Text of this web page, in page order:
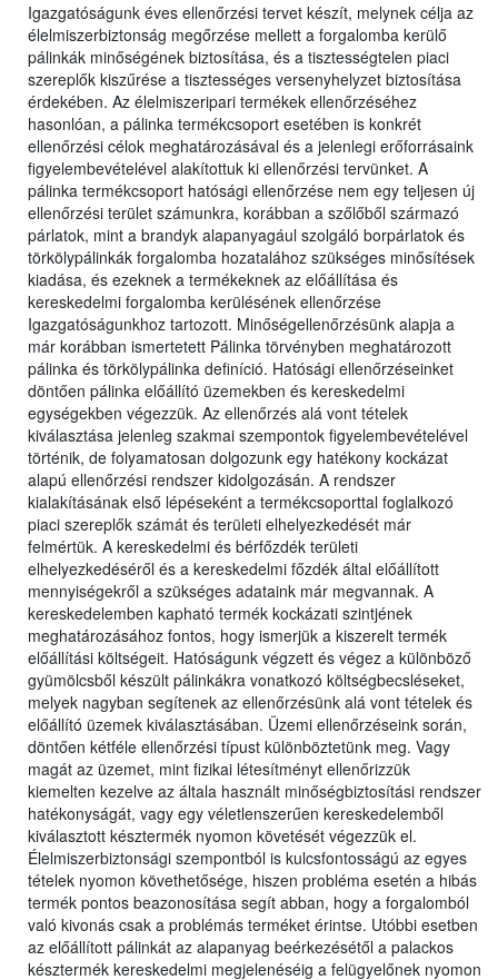
Igazgatóságunk éves ellenőrzési tervet készít, melynek célja az
élelmiszerbiztonság megőrzése mellett a forgalomba kerülő
pálinkák minőségének biztosítása, és a tisztességtelen piaci
szereplők kiszűrése a tisztességes versenyhelyzet biztosítása
érdekében. Az élelmiszeripari termékek ellenőrzéséhez
hasonlóan, a pálinka termékcsoport esetében is konkrét
ellenőrzési célok meghatározásával és a jelenlegi erőforrásaink
figyelembevételével alakítottuk ki ellenőrzési tervünket. A
pálinka termékcsoport hatósági ellenőrzése nem egy teljesen új
ellenőrzési terület számunkra, korábban a szőlőből származó
párlatok, mint a brandyk alapanyagául szolgáló borpárlatok és
törkölypálinkák forgalomba hozatalához szükséges minősítések
kiadása, és ezeknek a termékeknek az előállítása és
kereskedelmi forgalomba kerülésének ellenőrzése
Igazgatóságunkhoz tartozott. Minőségellenőrzésünk alapja a
már korábban ismertetett Pálinka törvényben meghatározott
pálinka és törkölypálinka definíció. Hatósági ellenőrzéseinket
döntően pálinka előállító üzemekben és kereskedelmi
egységekben végezzük. Az ellenőrzés alá vont tételek
kiválasztása jelenleg szakmai szempontok figyelembevételével
történik, de folyamatosan dolgozunk egy hatékony kockázat
alapú ellenőrzési rendszer kidolgozásán. A rendszer
kialakításának első lépéseként a termékcsoporttal foglalkozó
piaci szereplők számát és területi elhelyezkedését már
felmértük. A kereskedelmi és bérfőzdék területi
elhelyezkedéséről és a kereskedelmi főzdék által előállított
mennyiségekről a szükséges adataink már megvannak. A
kereskedelemben kapható termék kockázati szintjének
meghatározásához fontos, hogy ismerjük a kiszerelt termék
előállítási költségeit. Hatóságunk végzett és végez a különböző
gyümölcsből készült pálinkákra vonatkozó költségbecsléseket,
melyek nagyban segítenek az ellenőrzésünk alá vont tételek és
előállító üzemek kiválasztásában. Üzemi ellenőrzéseink során,
döntően kétféle ellenőrzési típust különböztetünk meg. Vagy
magát az üzemet, mint fizikai létesítményt ellenőrizzük
kiemelten kezelve az általa használt minőségbiztosítási rendszer
hatékonyságát, vagy egy véletlenszerűen kereskedelemből
kiválasztott késztermék nyomon követését végezzük el.
Élelmiszerbiztonsági szempontból is kulcsfontosságú az egyes
tételek nyomon követhetősége, hiszen probléma esetén a hibás
termék pontos beazonosítása segít abban, hogy a forgalomból
való kivonás csak a problémás terméket érintse. Utóbbi esetben
az előállított pálinkát az alapanyag beérkezésétől a palackos
késztermék kereskedelmi megjelenéséig a felügyelőnek nyomon